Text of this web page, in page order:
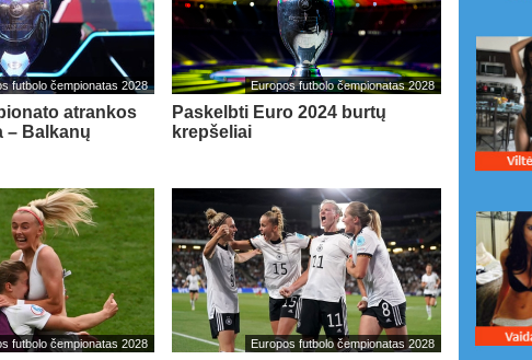
futbolo čempionatas 2028
atrankos
– Balkanų
Europos futbolo čempionatas 2028
Paskelbti Euro 2024 burtų
krepšeliai
futbolo čempionatas 2028 Europos futbolo čempionatas 2028